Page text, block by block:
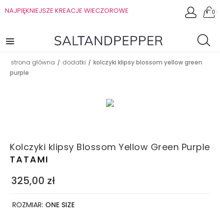
NAJPIĘKNIEJSZE KREACJE WIECZOROWE 0
strona główna / dodatki / kolczyki klipsy blossom yellow green
purple
Kolczyki klipsy Blossom Yellow Green Purple
TATAMI
325,00 zł
ROZMIAR: ONE SIZE